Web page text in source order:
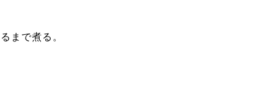
まで煮る。